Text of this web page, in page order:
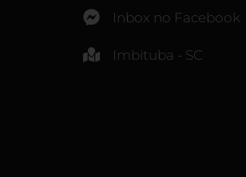
Inbox no Facebook
Imbituba - SC